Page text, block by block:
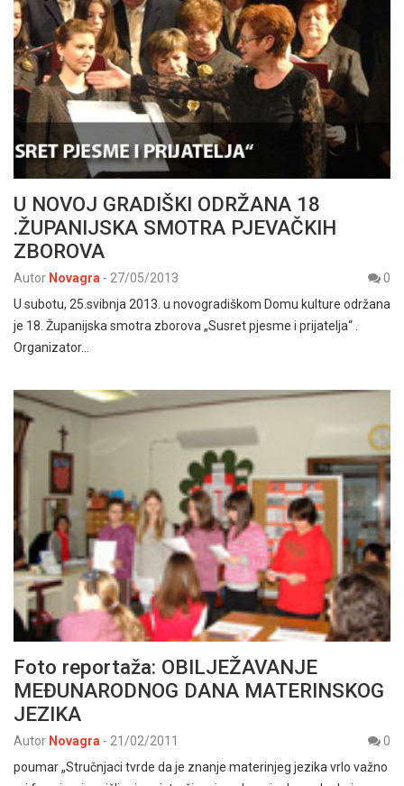
U NOVOJ GRADIŠKI ODRŽANA 18
.ŽUPANIJSKA SMOTRA PJEVAČKIH
ZBOROVA
Autor Novagra - 27/05/2013
0
U subotu, 25.svibnja 2013. u novogradiškom Domu kulture održana
je 18. Županijska smotra zborova „Susret pjesme i prijatelja“ .
Organizator…
Foto reportaža: OBILJEŽAVANJE
MEĐUNARODNOG DANA MATERINSKOG
JEZIKA
Autor Novagra - 21/02/2011
0
poumar „Stručnjaci tvrde da je znanje materinjeg jezika vrlo važno